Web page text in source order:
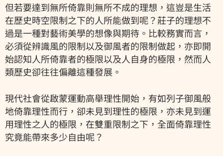
但若要達到無所倚靠則無所不成的理想，這豈是生活
在歷史時空限制之下的人所能做到呢？莊子的理想不
過是一種對藝術美學的想像與期待。比較務實而言，
必須從辨識風的限制以及御風者的限制做起，亦即開
始認知人所倚靠者的極限以及人自身的極限，然而人
類歷史卻往往偏離這種發展。
現代社會從啟蒙運動高舉理性開始，有如列子御風般
地倚靠理性而行，卻未見到理性的極限，亦未見到運
用理性之人的極限，在雙重限制之下，全面倚靠理性
究竟能帶來多少自由呢？